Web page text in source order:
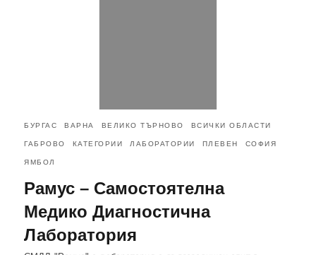
БУРГАС ВАРНА ВЕЛИКО ТЪРНОВО ВСИЧКИ ОБЛАСТИ
ГАБРОВО КАТЕГОРИИ ЛАБОРАТОРИИ ПЛЕВЕН СОФИЯ
ЯМБОЛ
Рамус – Самостоятелна
Медико Диагностична
Лаборатория